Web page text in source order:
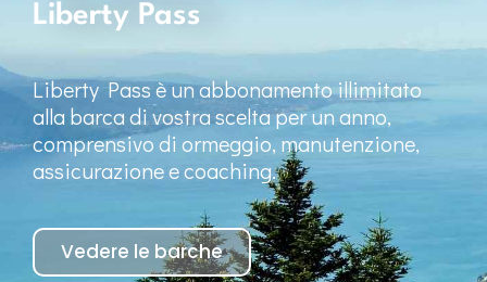
Liberty Pass
Liberty Pass è un abbonamento illimitato
alla barca di vostra scelta per un anno,
comprensivo di ormeggio, manutenzione,
assicurazione e coaching.
Vedere le barche